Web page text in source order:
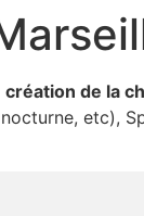
création de la
etc),